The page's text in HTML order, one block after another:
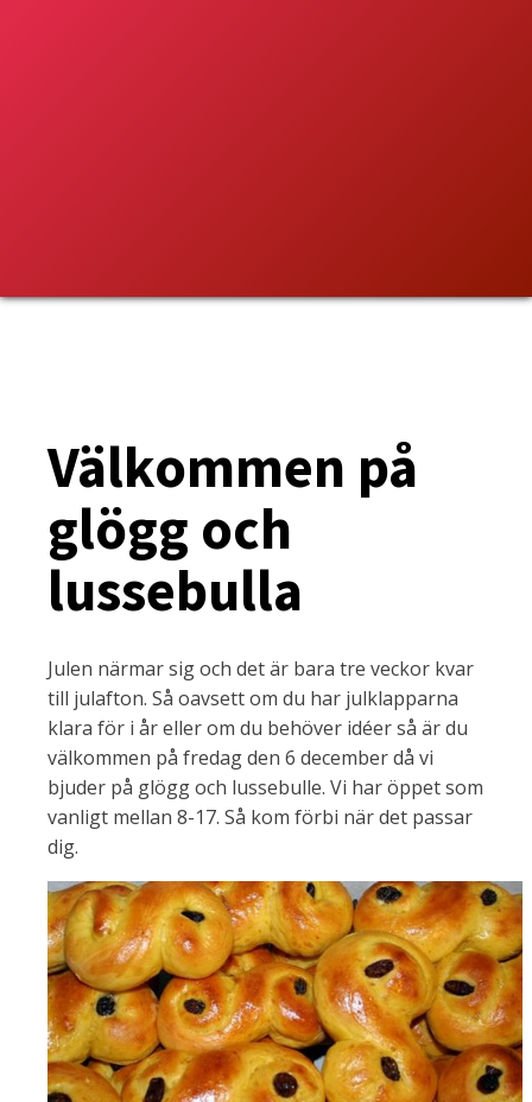
Välkommen på
glögg och
lussebulla
Julen närmar sig och det är bara tre veckor kvar
till julafton. Så oavsett om du har julklapparna
klara för i år eller om du behöver idéer så är du
välkommen på fredag den 6 december då vi
bjuder på glögg och lussebulle. Vi har öppet som
vanligt mellan 8-17. Så kom förbi när det passar
dig.